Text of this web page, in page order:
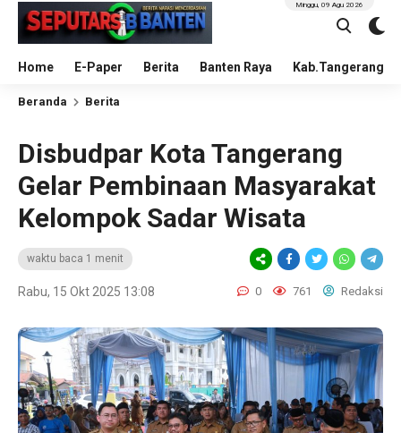
Home E-Paper Berita Banten Raya Kab.Tangerang
Minggu, 09 Agu 2026
Beranda Berita
Disbudpar Kota Tangerang
Gelar Pembinaan Masyarakat
Kelompok Sadar Wisata
waktu baca 1 menit
Rabu, 15 Okt 2025 13:08 0 761 Redaksi